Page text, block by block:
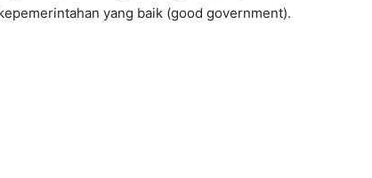
yang baik (good government).